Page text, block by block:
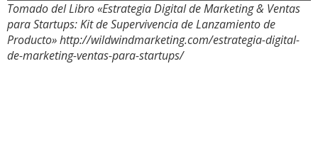
Tomado del Libro «Estrategia Digital de Marketing & Ventas
para Startups: Kit de Supervivencia de Lanzamiento de
Producto» http://wildwindmarketing.com/estrategia-digital-
de-marketing-ventas-para-startups/